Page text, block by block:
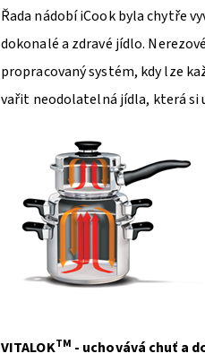
Řada nádobí iCook byla chytře
dokonalé a zdravé jídlo.
propracovaný systém, kdy lze
vařit neodolatelná jídla, která si
VITALOKTM - uchovává chuť a